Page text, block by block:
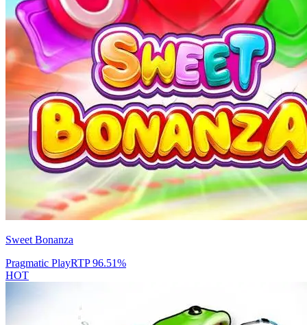
Sweet Bonanza
Pragmatic PlayRTP96.51%
HOT